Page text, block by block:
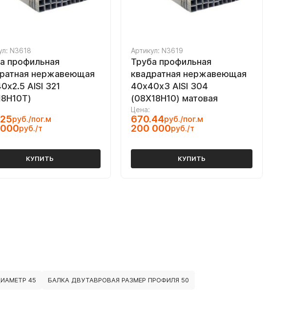
N3618
профильная
нержавеющая
AISI 321
руб./пог.м
руб./т
КУПИТЬ
Артикул: N3619
Труба профильная
квадратная нержавеющая
40х40х3 AISI 304
(08Х18Н10) матовая
Цена:
670.44руб./пог.м
200 000руб./т
КУПИТЬ
45 БАЛКА ДВУТАВРОВАЯ РАЗМЕР ПРОФИЛЯ 50